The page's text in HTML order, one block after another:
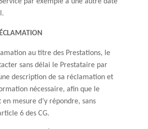
au titre des Prestations, le
sans délai le Prestataire par
description de sa réclamation et
nécessaire, afin que le
mesure d’y répondre, sans
6 des CG.